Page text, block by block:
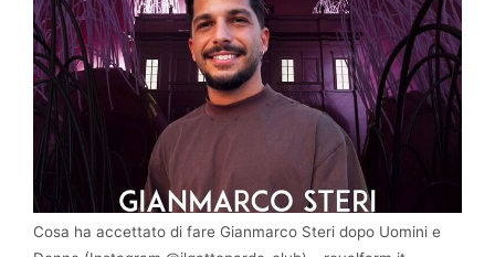
Cosa ha accettato di fare Gianmarco Steri dopo Uomini e